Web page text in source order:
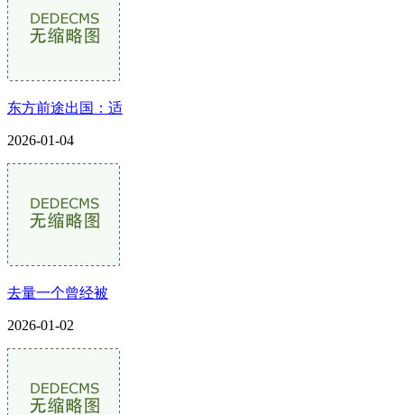
东方前途出国：适
2026-01-04
去量一个曾经被
2026-01-02